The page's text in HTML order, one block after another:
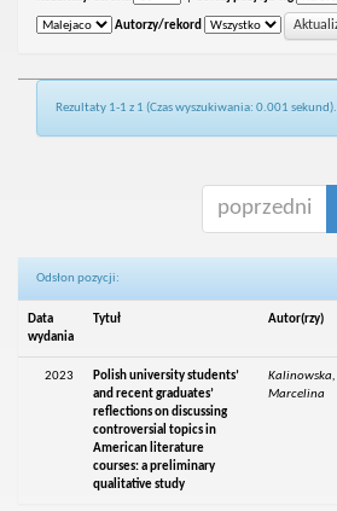
Autorzy/rekord
Rezultaty 1-1 z 1 (Czas wyszukiwania: 0.001 sekund).
poprzedni
Odsłon pozycji:
Data
wydania
Tytuł Autor(rzy)
2023
Polish university students’
and recent graduates’
reflections on discussing
controversial topics in
American literature
courses: a preliminary
qualitative study
Kalinowska,
Marcelina